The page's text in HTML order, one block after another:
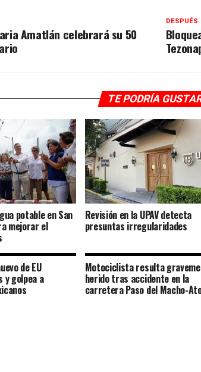
DESPUÉS
Amatlán celebrará su 50
TE PODRÍA
potable en San
mejorar el
Revisión en la UPAV detecta
presuntas irregularidades
de EU
y golpea a
Motociclista resulta
herido tras accidente en la
carretera Paso del Macho-